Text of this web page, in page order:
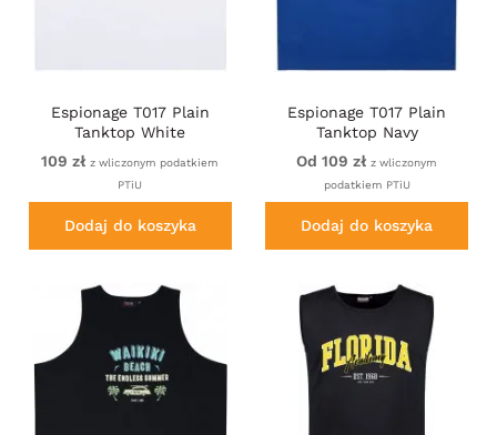
Espionage T017 Plain
Tanktop White
109 zł z wliczonym podatkiem
PTiU
Dodaj do koszyka
Espionage T017 Plain
Tanktop Navy
Od 109 zł z wliczonym
podatkiem PTiU
Dodaj do koszyka